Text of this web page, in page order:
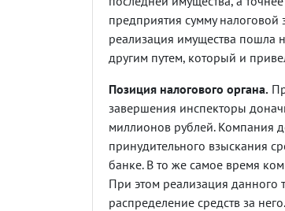
предприятия сумму
реализация имущества пошла
другим путем, который и
Позиция налогового органа.
завершения инспекторы
миллионов рублей. Компания
принудительного взыскания
банке. В то же самое время
При этом реализация данного
распределение средств за